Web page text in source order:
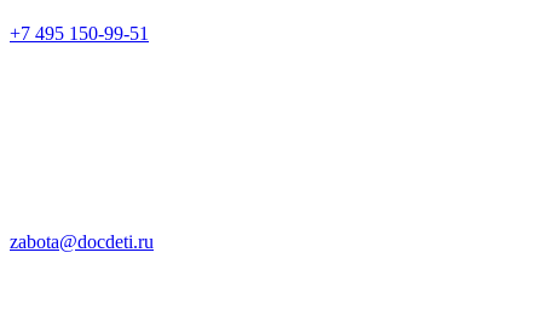
+7 495 150-99-51
zabota@docdeti.ru